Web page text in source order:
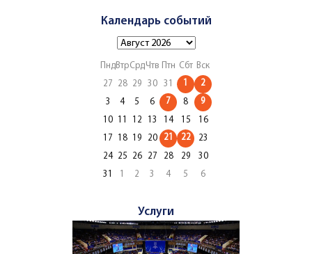
Календарь событий
ПндВтрСрдЧтв Птн Сбт Вск
27
28 29 30 31 1 2
3 4 5 6 7 8 9
10 11 12 13 14 15
16
17
18 19 20 21 22
23
24
25 26 27 28 29
30
31
1 2 3 4 5 6
Услуги